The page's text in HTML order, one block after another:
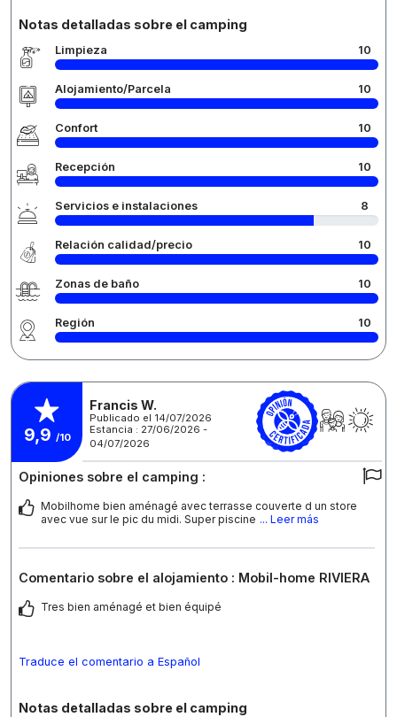
Notas detalladas sobre el camping
Limpieza 10
Alojamiento/Parcela 10
Confort 10
Recepción 10
Servicios e instalaciones 8
Relación calidad/precio 10
Zonas de baño 10
Región 10
9,9 /10
Francis W.
Publicado el 14/07/2026
Estancia : 27/06/2026 -
04/07/2026
Opiniones sobre el camping :
Mobilhome bien aménagé avec terrasse couverte d un store
avec vue sur le pic du midi. Super piscine ... Leer más
Comentario sobre el alojamiento : Mobil-home RIVIERA
Tres bien aménagé et bien équipé
Traduce el comentario a Español
Notas detalladas sobre el camping